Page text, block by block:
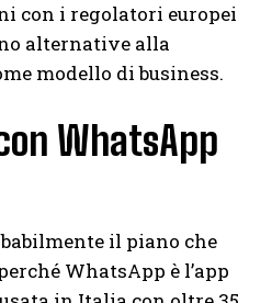
con i regolatori europei
alternative alla
modello di business.
WhatsApp
il piano che
WhatsApp è l’app